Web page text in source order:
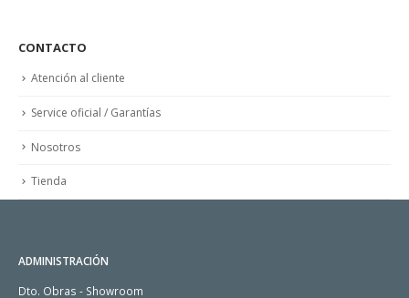
CONTACTO
Atención al cliente
Service oficial / Garantías
Nosotros
Tienda
ADMINISTRACIÓN
Dto. Obras - Showroom